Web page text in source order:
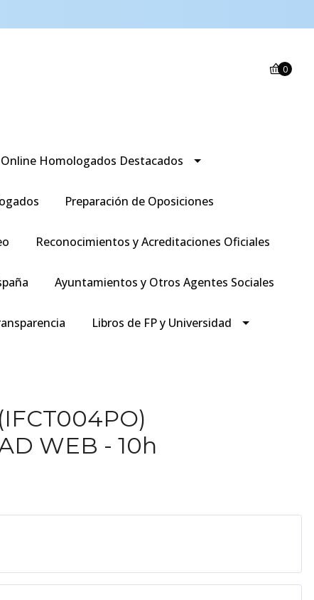
0
Homologados Destacados
Preparación de Oposiciones
Reconocimientos y Acreditaciones Oficiales
Ayuntamientos y Otros Agentes Sociales
Libros de FP y Universidad
WEB - 10h